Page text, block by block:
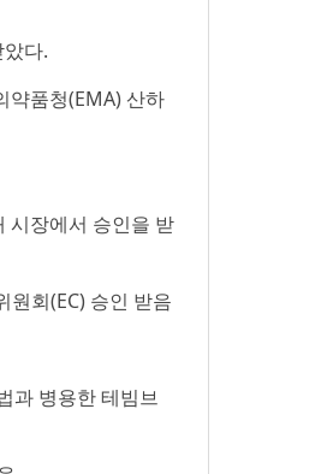
다.
약품청(EMA) 산하
시장에서 승인을 받
원회(EC) 승인 받음
과 병용한 테빔브